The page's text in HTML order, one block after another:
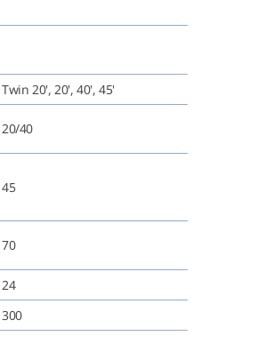
Twin 20', 20', 40', 45'
20/40
45
70
24
300